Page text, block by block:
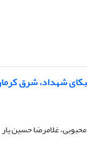
شهداد، شرق
غلامرضا حسین یار